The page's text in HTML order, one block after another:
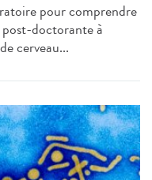
pour comprendre
doctorante à
cerveau...